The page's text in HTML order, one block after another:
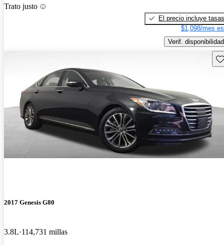
Trato justo
El precio incluye tasas
$1,098/mes
Verif. disponibilidad
2017 Genesis G80
3.8L 114,731 millas